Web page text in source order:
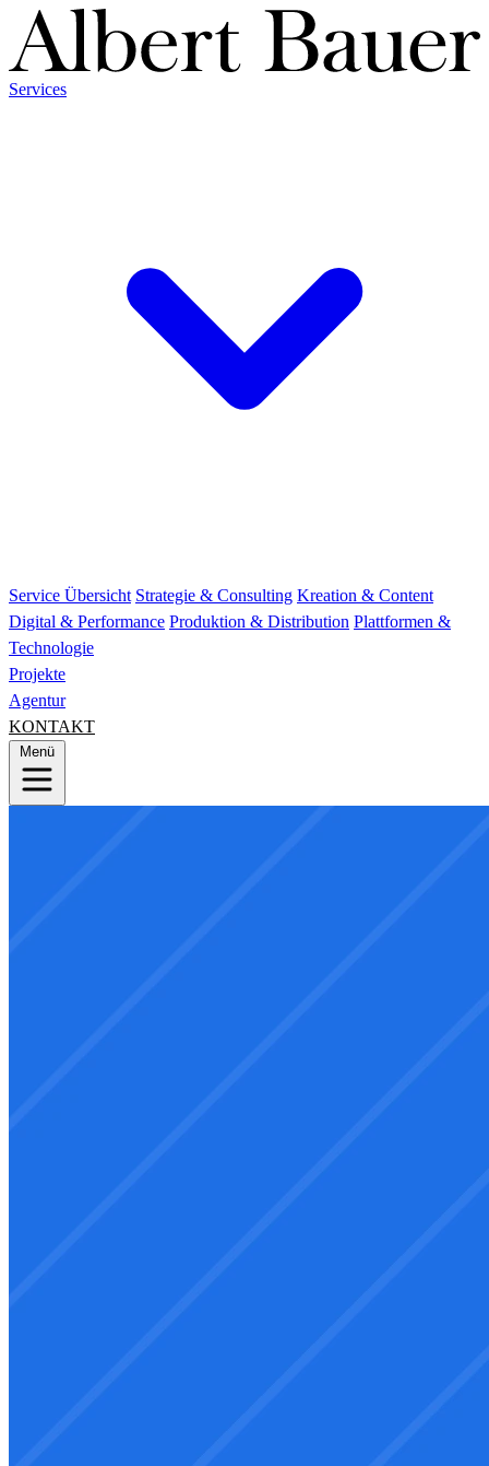
Services
Service Übersicht Strategie & Consulting Kreation & Content
Digital & Performance Produktion & Distribution Plattformen &
Technologie
Projekte
Agentur
KONTAKT
Menü